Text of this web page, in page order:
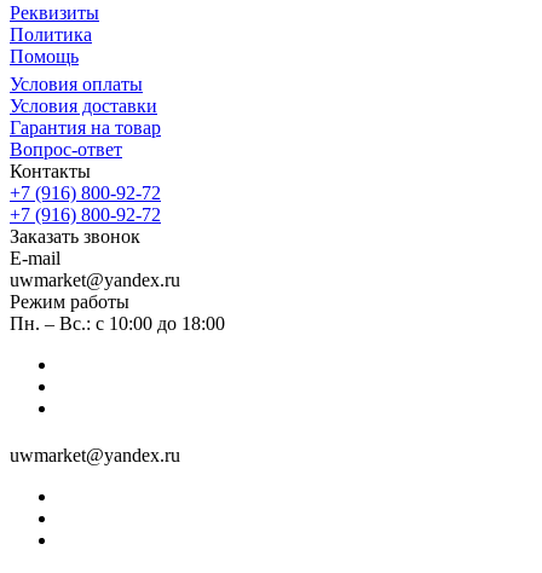
Реквизиты
Политика
Помощь
Условия оплаты
Условия доставки
Гарантия на товар
Вопрос-ответ
Контакты
+7 (916) 800-92-72
+7 (916) 800-92-72
Заказать звонок
E-mail
uwmarket@yandex.ru
Режим работы
Пн. – Вс.: с 10:00 до 18:00
uwmarket@yandex.ru